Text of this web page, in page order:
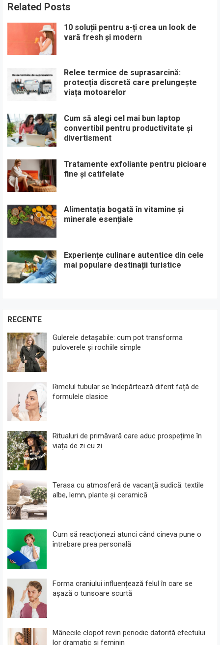
Related Posts
10 soluții pentru a-ți crea un look de
vară fresh și modern
Relee termice de suprasarcină:
protecția discretă care prelungește
viața motoarelor
Cum să alegi cel mai bun laptop
convertibil pentru productivitate și
divertisment
Tratamente exfoliante pentru picioare
fine și catifelate
Alimentația bogată în vitamine și
minerale esențiale
Experiențe culinare autentice din cele
mai populare destinații turistice
RECENTE
Gulerele detașabile: cum pot transforma
puloverele și rochiile simple
Rimelul tubular se îndepărtează diferit față de
formulele clasice
Ritualuri de primăvară care aduc prospețime în
viața de zi cu zi
Terasa cu atmosferă de vacanță sudică: textile
albe, lemn, plante și ceramică
Cum să reacționezi atunci când cineva pune o
întrebare prea personală
Forma craniului influențează felul în care se
așază o tunsoare scurtă
Mânecile clopot revin periodic datorită efectului
lor dramatic și feminin